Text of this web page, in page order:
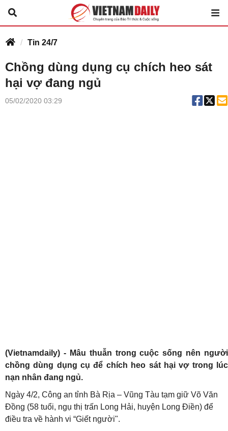
Tin 24/7
Chồng dùng dụng cụ chích heo sát
hại vợ đang ngủ
05/02/2020 03:29
(Vietnamdaily) - Mâu thuẫn trong cuộc sống nên người
chồng dùng dụng cụ để chích heo sát hại vợ trong lúc
nạn nhân đang ngủ.
Ngày 4/2, Công an tỉnh Bà Rịa – Vũng Tàu tạm giữ Võ Văn
Đồng (58 tuổi, ngụ thị trấn Long Hải, huyện Long Điền) để
điều tra về hành vi “Giết người".